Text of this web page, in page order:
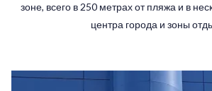
зоне, всего в 250 метрах от пляжа и в
центра города и зоны